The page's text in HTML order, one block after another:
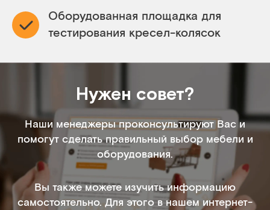
Оборудованная площадка для
тестирования кресел-колясок
Нужен совет?
Наши менеджеры проконсультируют Вас и
помогут сделать правильный выбор мебели и
оборудования.
Вы также можете изучить информацию
самостоятельно. Для этого в нашем интернет-